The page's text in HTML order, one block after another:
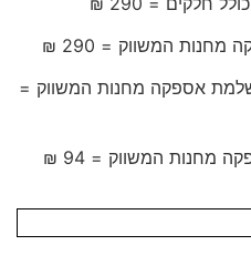
המשווק = 290 ₪
אספקה מחנות המשווק =
מחנות המשווק = 94 ₪